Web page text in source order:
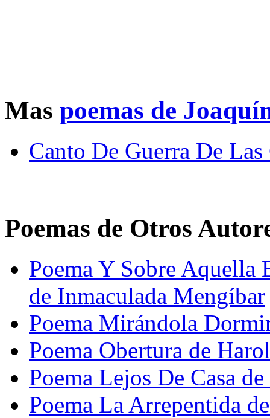
Mas poemas de
Canto De Guerra De Las
Poemas de Otros
Poema Y Sobre
de Inmaculada Mengíbar
Poema Mirándola
Poema Obertura de
Poema Lejos De Casa
Poema La Arrepentida